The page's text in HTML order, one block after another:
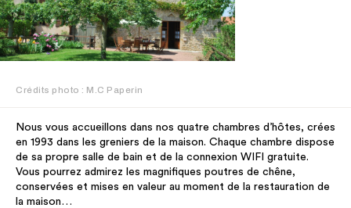
Crédits photo : M.C Paperin
Nous vous accueillons dans nos quatre chambres d’hôtes, crées
en 1993 dans les greniers de la maison. Chaque chambre dispose
de sa propre salle de bain et de la connexion WIFI gratuite.
Vous pourrez admirez les magnifiques poutres de chêne,
conservées et mises en valeur au moment de la restauration de
la maison…